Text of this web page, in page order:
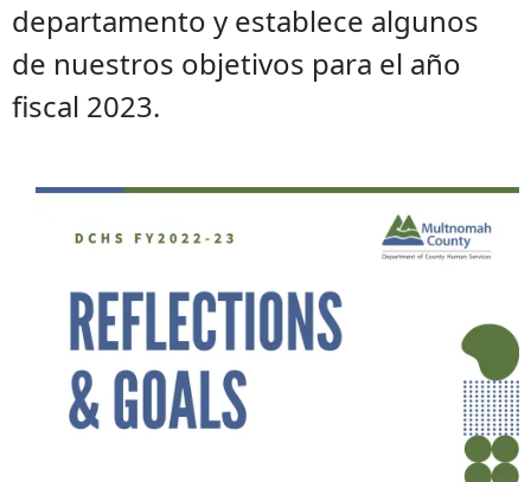
departamento y establece algunos
de nuestros objetivos para el año
fiscal 2023.